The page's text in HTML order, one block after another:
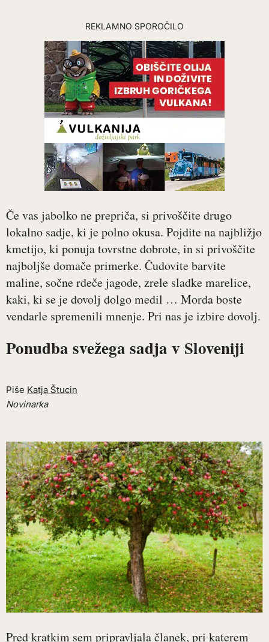
REKLAMNO SPOROČILO
Če vas jabolko ne prepriča, si privoščite drugo
lokalno sadje, ki je polno okusa. Pojdite na najbližjo
kmetijo, ki ponuja tovrstne dobrote, in si privoščite
najboljše domače primerke. Čudovite barvite
maline, sočne rdeče jagode, zrele sladke marelice,
kaki, ki se je dovolj dolgo medil … Morda boste
vendarle spremenili mnenje. Pri nas je izbire dovolj.
Ponudba svežega sadja v Sloveniji
Piše Katja Štucin
Novinarka
Pred kratkim sem pripravljala članek, pri katerem